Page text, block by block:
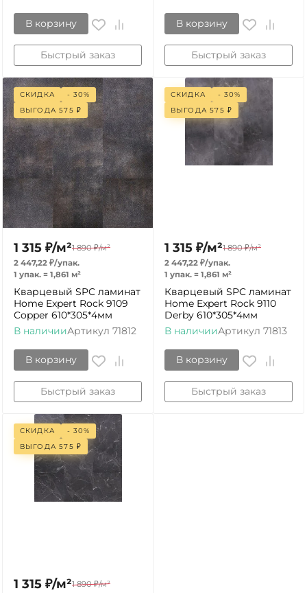
В корзину
Быстрый заказ
В корзину
Быстрый заказ
СКИДКА
- 30%
ВЫГОДА575 ₽
1 315 ₽/м²1 890 ₽/м²
2 447,22 ₽/упак.
1 упак. = 1,861 м²
Кварцевый SPC ламинат
Home Expert Rock 9109
Copper 610*305*4мм
В наличииАртикул 71812
В корзину
Быстрый заказ
СКИДКА
- 30%
ВЫГОДА575 ₽
1 315 ₽/м²1 890 ₽/м²
2 447,22 ₽/упак.
1 упак. = 1,861 м²
Кварцевый SPC ламинат
Home Expert Rock 9110
Derby 610*305*4мм
В наличииАртикул 71813
В корзину
Быстрый заказ
СКИДКА
- 30%
ВЫГОДА575 ₽
1 315 ₽/м²1 890 ₽/м²